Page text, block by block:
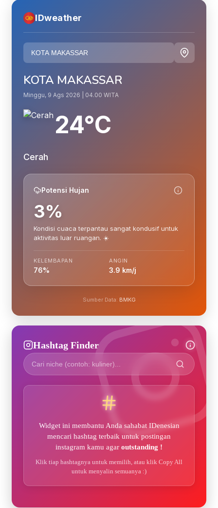
IDweather
KOTA MAKASSAR
Minggu, 9 Ags 2026 | 04.00 WITA
24°C
Cerah
Potensi Hujan
3%
Kondisi cuaca terpantau sangat kondusif untuk
aktivitas luar ruangan. ☀️
KELEMBAPAN
76%
ANGIN
3.9 km/j
Sumber Data: BMKG
Hashtag Finder
Widget ini membantu Anda sahabat IDenesian
mencari hashtag terbaik untuk postingan
instagram kamu agar outstanding !
Klik tiap hashtagnya untuk memilih, atau klik Copy All
untuk menyalin semuanya :)